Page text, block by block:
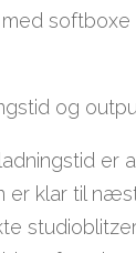
softboxe
og
er
er klar til